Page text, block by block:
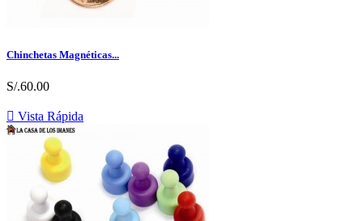
Chinchetas Magnéticas...
S/.60.00
 Vista Rápida